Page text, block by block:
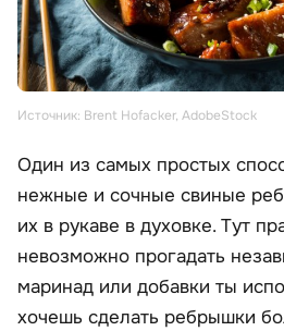
Источник: Brent Hofacker, AdobeStock
Один из самых простых
нежные и сочные свиные
их в рукаве в духовке. Тут
невозможно прогадать
маринад или добавки ты
хочешь сделать ребрышки